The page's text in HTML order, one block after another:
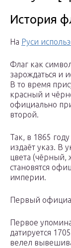
История
На Руси
Флаг как
зарождаться и
В то время
красный и
официально
второй.
Так, в 1865
издаёт указ. В
цвета (чёрный,
становятся
империи.
Первый
Первое
датируется
велел